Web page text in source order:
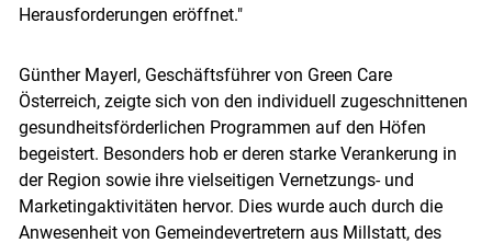
Herausforderungen eröffnet."
Günther Mayerl, Geschäftsführer von Green Care
Österreich, zeigte sich von den individuell zugeschnittenen
gesundheitsförderlichen Programmen auf den Höfen
begeistert. Besonders hob er deren starke Verankerung in
der Region sowie ihre vielseitigen Vernetzungs- und
Marketingaktivitäten hervor. Dies wurde auch durch die
Anwesenheit von Gemeindevertretern aus Millstatt, des